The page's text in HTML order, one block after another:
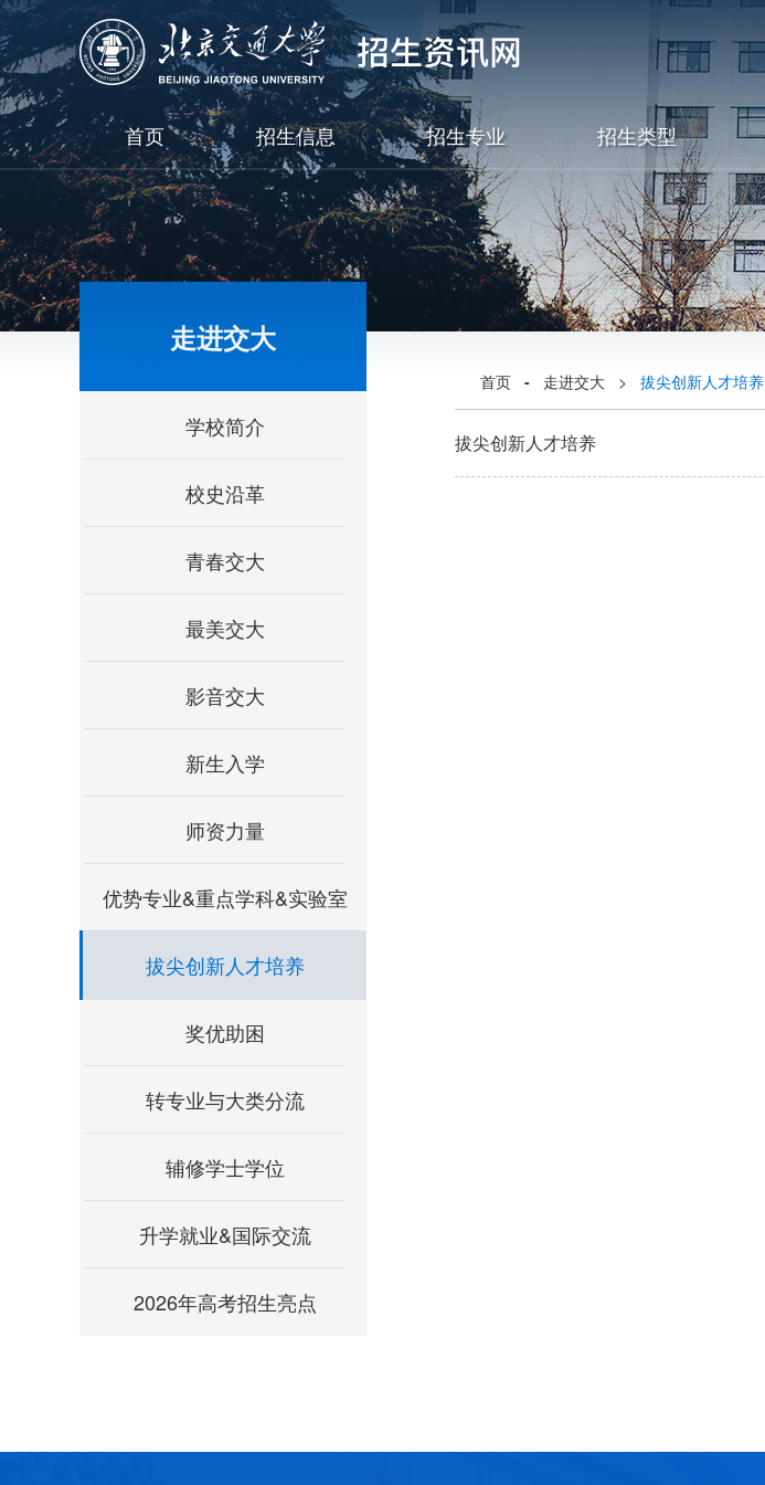
首页 招生信息 招生专业 招生类型
走进交大
首页 - 走进交大 > 拔尖创新人才培养
学校简介
校史沿革
青春交大
最美交大
影音交大
新生入学
师资力量
优势专业&重点学科&实验室
拔尖创新人才培养
奖优助困
转专业与大类分流
辅修学士学位
升学就业&国际交流
2026年高考招生亮点
拔尖创新人才培养